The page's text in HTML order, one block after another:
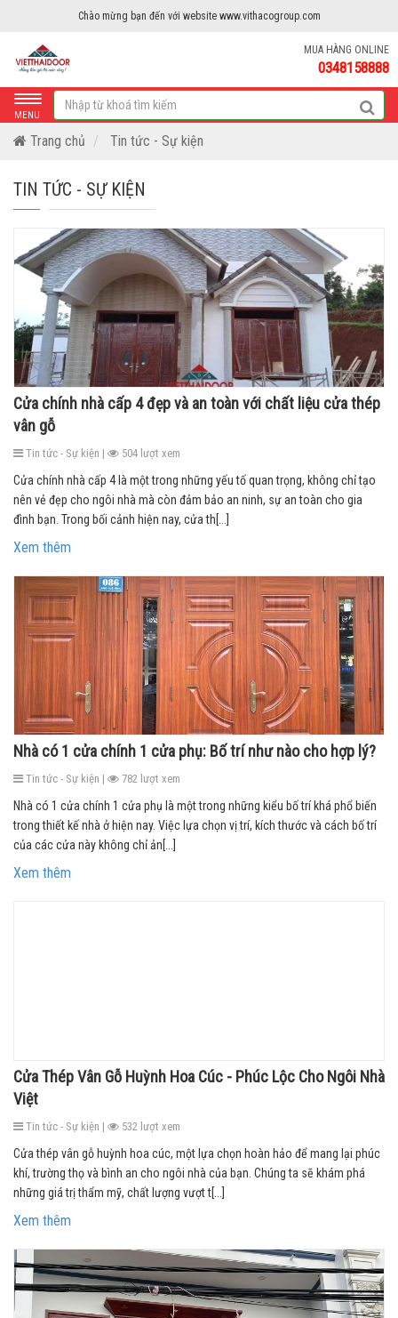
Chào mừng bạn đến với website www.vithacogroup.com
MUA HÀNG ONLINE
0348158888
MENU
Trang chủ Tin tức - Sự kiện
TIN TỨC - SỰ KIỆN
Cửa chính nhà cấp 4 đẹp và an toàn với chất liệu cửa thép
vân gỗ
Tin tức - Sự kiện | 504 lượt xem
Cửa chính nhà cấp 4 là một trong những yếu tố quan trọng, không chỉ tạo
nên vẻ đẹp cho ngôi nhà mà còn đảm bảo an ninh, sự an toàn cho gia
đình bạn. Trong bối cảnh hiện nay, cửa th[...]
Xem thêm
Nhà có 1 cửa chính 1 cửa phụ: Bố trí như nào cho hợp lý?
Tin tức - Sự kiện | 782 lượt xem
Nhà có 1 cửa chính 1 cửa phụ là một trong những kiểu bố trí khá phổ biến
trong thiết kế nhà ở hiện nay. Việc lựa chọn vị trí, kích thước và cách bố trí
của các cửa này không chỉ ản[...]
Xem thêm
Cửa Thép Vân Gỗ Huỳnh Hoa Cúc - Phúc Lộc Cho Ngôi Nhà
Việt
Tin tức - Sự kiện | 532 lượt xem
Cửa thép vân gỗ huỳnh hoa cúc, một lựa chọn hoàn hảo để mang lại phúc
khí, trường thọ và bình an cho ngôi nhà của bạn. Chúng ta sẽ khám phá
những giá trị thẩm mỹ, chất lượng vượt t[...]
Xem thêm